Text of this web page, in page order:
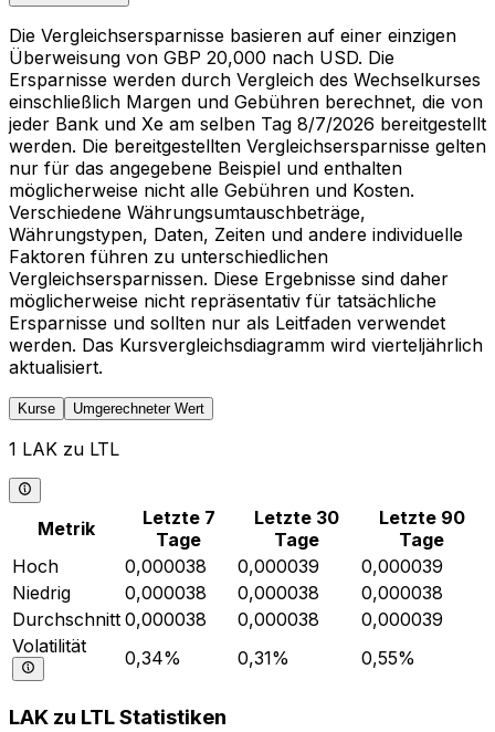
Die Vergleichsersparnisse basieren auf einer einzigen
Überweisung von GBP 20,000 nach USD. Die
Ersparnisse werden durch Vergleich des Wechselkurses
einschließlich Margen und Gebühren berechnet, die von
jeder Bank und Xe am selben Tag 8/7/2026 bereitgestellt
werden. Die bereitgestellten Vergleichsersparnisse gelten
nur für das angegebene Beispiel und enthalten
möglicherweise nicht alle Gebühren und Kosten.
Verschiedene Währungsumtauschbeträge,
Währungstypen, Daten, Zeiten und andere individuelle
Faktoren führen zu unterschiedlichen
Vergleichsersparnissen. Diese Ergebnisse sind daher
möglicherweise nicht repräsentativ für tatsächliche
Ersparnisse und sollten nur als Leitfaden verwendet
werden. Das Kursvergleichsdiagramm wird vierteljährlich
aktualisiert.
Kurse Umgerechneter Wert
1 LAK zu LTL
Metrik
Letzte 7
Tage
Letzte 30
Tage
Letzte 90
Tage
Hoch
0,000038 0,000039
0,000039
Niedrig
0,000038 0,000038
0,000038
Durchschnitt 0,000038 0,000038
0,000039
Volatilität
0,34% 0,31% 0,55%
LAK zu LTL Statistiken